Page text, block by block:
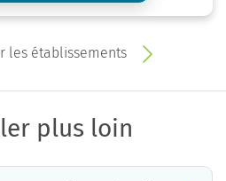
les établissements
plus loin